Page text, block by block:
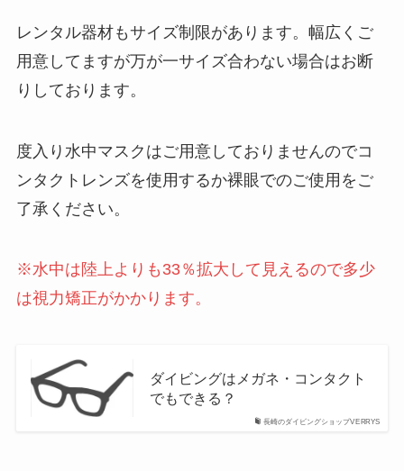
レンタル器材もサイズ制限があります。幅広くご
用意してますが万が一サイズ合わない場合はお断
りしております。
度入り水中マスクはご用意しておりませんのでコ
ンタクトレンズを使用するか裸眼でのご使用をご
了承ください。
※水中は陸上よりも33％拡大して見えるので多少
は視力矯正がかかります。
長崎のダイビングショップVERRYS
ダイビングはメガネ・コンタクト
でもできる？